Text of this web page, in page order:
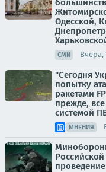
Одесской,
СМИ Вчера,
"Сегодня
попытку
ракетами
прежде,
системой
МНЕНИЯ